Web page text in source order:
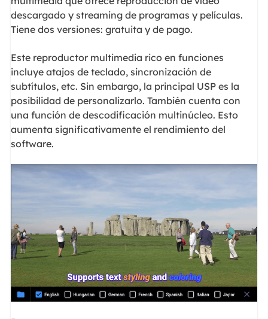
descargado y streaming de programas y películas.
Tiene dos versiones: gratuita y de pago.
Este reproductor multimedia rico en funciones
incluye atajos de teclado, sincronización de
subtítulos, etc. Sin embargo, la principal USP es la
posibilidad de personalizarlo. También cuenta con
una función de descodificación multinúcleo. Esto
aumenta significativamente el rendimiento del
software.